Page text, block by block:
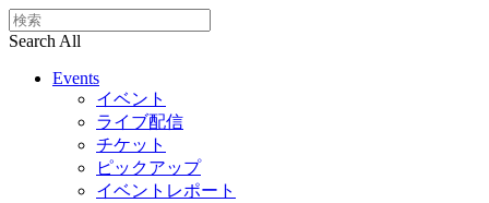
Search All
Events
イベント
ライブ配信
チケット
ピックアップ
イベントレポート